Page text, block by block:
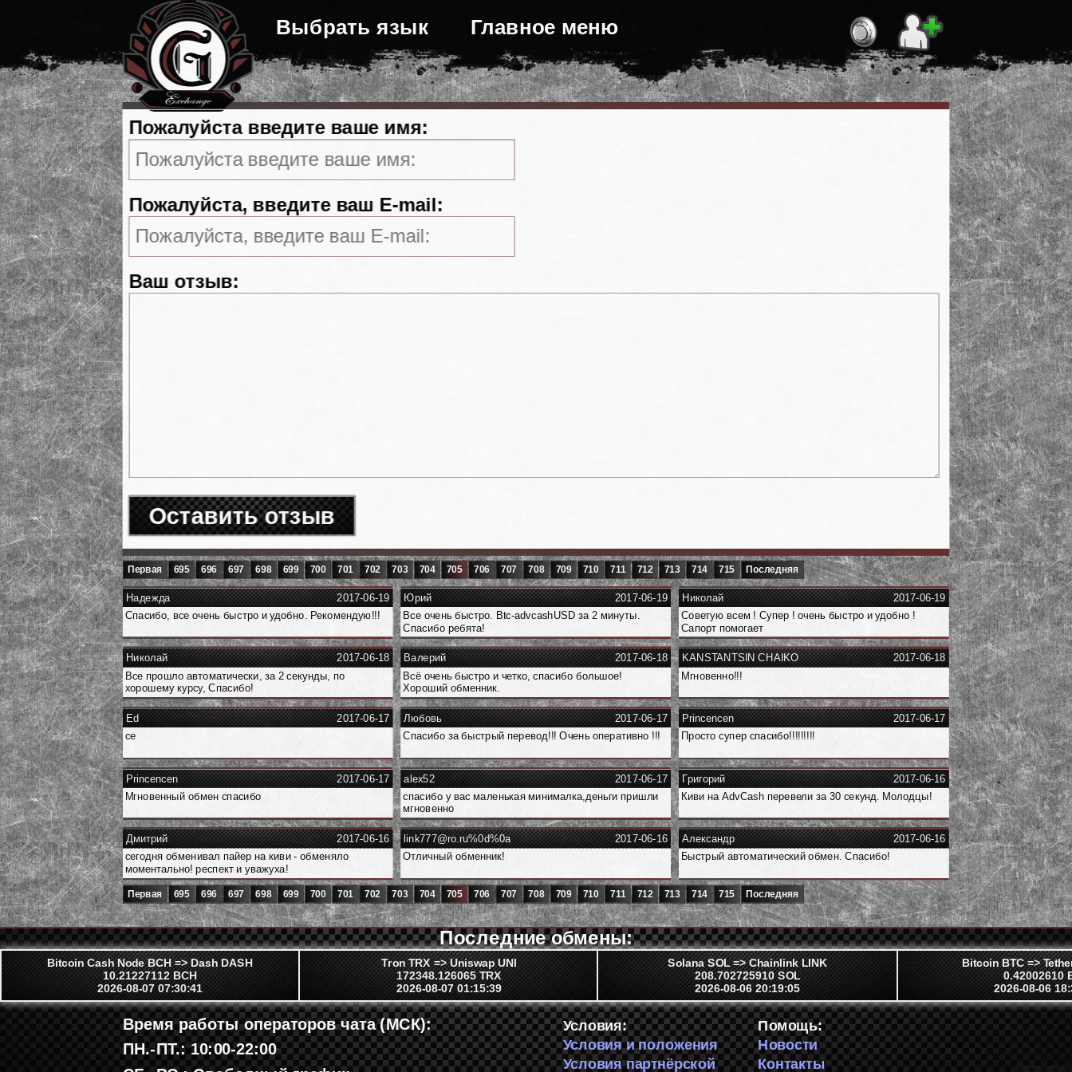
Выбрать язык Главное меню
Пожалуйста введите ваше имя:
Пожалуйста, введите ваш E-mail:
Ваш отзыв:
Оставить отзыв
Первая 695 696 697 698 699 700 701 702 703 704 705 706 707 708 709 710 711 712 713 714 715 Последняя
2017-06-19
Надежда
Спасибо, все очень быстро и удобно. Рекомендую!!!
2017-06-19
Юрий
Все очень быстро. Btc-advcashUSD за 2 минуты.
Спасибо ребята!
2017-06-19
Николай
Советую всем ! Супер ! очень быстро и удобно !
Сапорт помогает
2017-06-18
Николай
Все прошло автоматически, за 2 секунды, по
хорошему курсу, Спасибо!
2017-06-18
Валерий
Всё очень быстро и четко, спасибо большое!
Хороший обменник.
2017-06-18
KANSTANTSIN CHAIKO
Мгновенно!!!
2017-06-17
Ed
ce
2017-06-17
Любовь
Спасибо за быстрый перевод!!! Очень оперативно !!!
2017-06-17
Princencen
Просто супер спасибо!!!!!!!!!
2017-06-17
Princencen
Мгновенный обмен спасибо
2017-06-17
alex52
спасибо у вас маленькая минималка,деньги пришли
мгновенно
2017-06-16
Григорий
Киви на AdvCash перевели за 30 секунд. Молодцы!
2017-06-16
Дмитрий
сегодня обменивал пайер на киви - обменяло
моментально! респект и уважуха!
2017-06-16
link777@ro.ru%0d%0a
Отличный обменник!
2017-06-16
Александр
Быстрый автоматический обмен. Спасибо!
Первая 695 696 697 698 699 700 701 702 703 704 705 706 707 708 709 710 711 712 713 714 715 Последняя
Последние обмены:
Bitcoin Cash Node BCH => Dash DASH
10.21227112 BCH
2026-08-07 07:30:41
Tron TRX => Uniswap UNI
172348.126065 TRX
2026-08-07 01:15:39
Solana SOL => Chainlink LINK
208.702725910 SOL
2026-08-06 20:19:05
Bitcoin BTC =>
0.42002610
2026-08-06
Время работы операторов чата (МСК):
ПН.-ПТ.: 10:00-22:00
Условия:
Условия и положения
Условия партнёрской
Помощь:
Новости
Контакты